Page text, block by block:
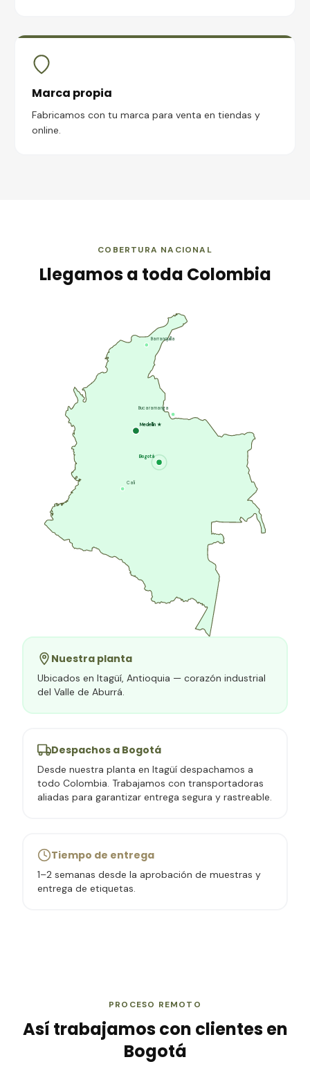
Marca propia
Fabricamos con tu marca para venta en tiendas y
online.
COBERTURA NACIONAL
Llegamos a toda Colombia
Medellín ★
Bogotá
Cali
Barranquilla
Bucaramanga
Nuestra planta
Ubicados en Itagüí, Antioquia — corazón industrial
del Valle de Aburrá.
Despachos a Bogotá
Desde nuestra planta en Itagüí despachamos a
todo Colombia. Trabajamos con transportadoras
aliadas para garantizar entrega segura y rastreable.
Tiempo de entrega
1–2 semanas desde la aprobación de muestras y
entrega de etiquetas.
PROCESO REMOTO
Así trabajamos con clientes en
Bogotá